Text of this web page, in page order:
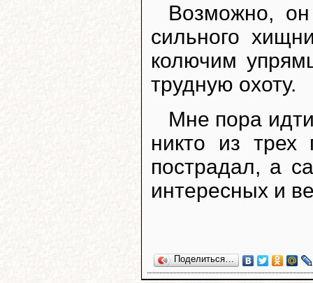
Возможно,
сильного
колючим
трудную охоту.
Мне пора
никто из трех
пострадал, а
интересных и
Поделиться…